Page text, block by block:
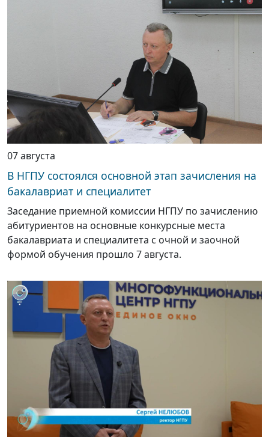
07 августа
В НГПУ состоялся основной этап зачисления на
бакалавриат и специалитет
Заседание приемной комиссии НГПУ по зачислению
абитуриентов на основные конкурсные места
бакалавриата и специалитета с очной и заочной
формой обучения прошло 7 августа.